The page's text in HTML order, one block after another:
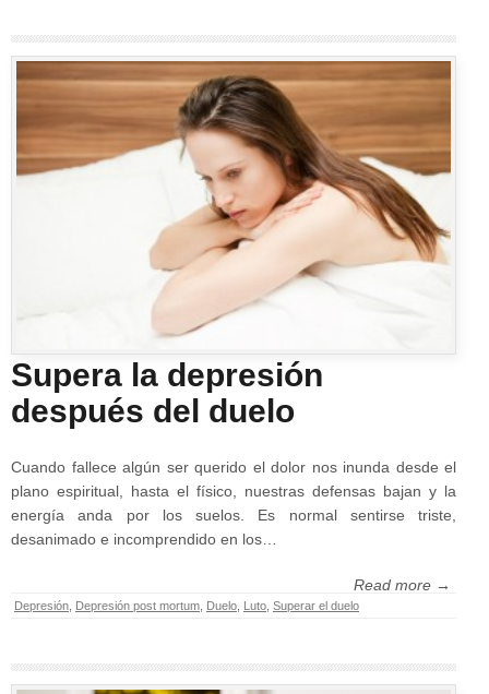
Supera la depresión
después del duelo
Cuando fallece algún ser querido el dolor nos inunda desde el
plano espiritual, hasta el físico, nuestras defensas bajan y la
energía anda por los suelos. Es normal sentirse triste,
desanimado e incomprendido en los…
Read more →
Depresión Depresión post mortum Duelo Luto Superar el duelo